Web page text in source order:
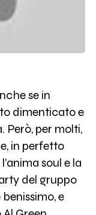
se in
dimenticato e
per molti,
in perfetto
soul e la
del gruppo
e